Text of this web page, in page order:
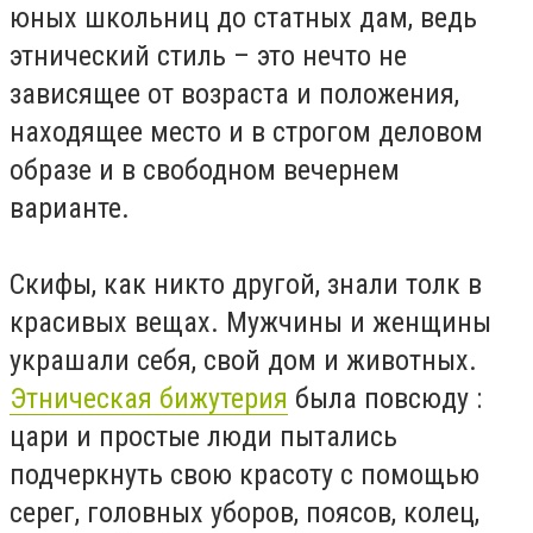
юных школьниц до статных дам, ведь
этнический стиль – это нечто не
зависящее от возраста и положения,
находящее место и в строгом деловом
образе и в свободном вечернем
варианте.
Скифы, как никто другой, знали толк в
красивых вещах. Мужчины и женщины
украшали себя, свой дом и животных.
Этническая бижутерия была повсюду :
цари и простые люди пытались
подчеркнуть свою красоту с помощью
серег, головных уборов, поясов, колец,